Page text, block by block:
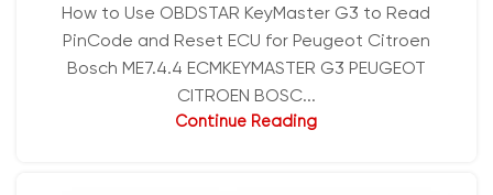
How to Use OBDSTAR KeyMaster G3 to Read
PinCode and Reset ECU for Peugeot Citroen
Bosch ME7.4.4 ECMKEYMASTER G3 PEUGEOT
CITROEN BOSC...
Continue Reading